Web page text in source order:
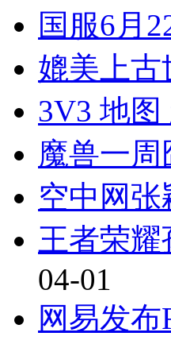
国服6月
媲美上古
3V3 地图
魔兽一
空中网
王者荣
04-01
网易发